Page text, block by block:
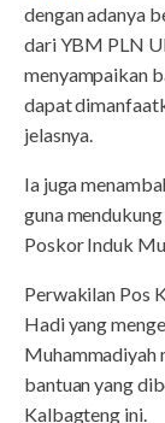
dengan adanya
dari YBM PLN
menyampaikan
dapat
jelasnya.
Ia juga
guna
Poskor Induk
Perwakilan Pos
Hadi yang
Muhammadiyah
bantuan yang
Kalbagteng ini.